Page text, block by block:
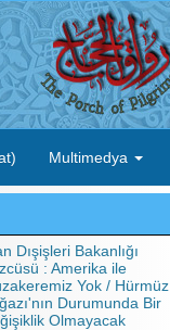
Multimedya
Dışişleri Bakanlığı
: Amerika ile
Yok / Hürmüz
Durumunda Bir
Olmayacak